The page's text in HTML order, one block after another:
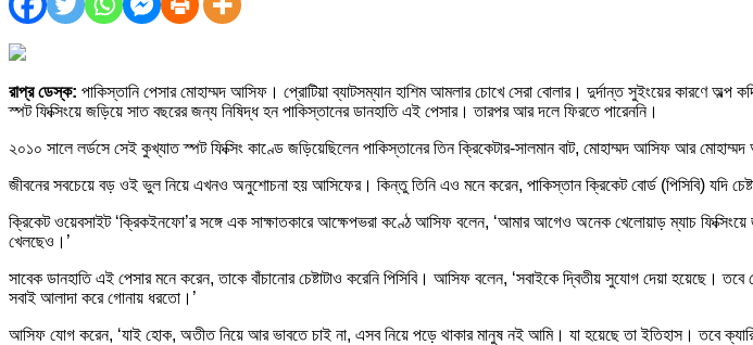
রাপ্র ডেস্ক: পাকিস্তানি পেসার মোহাম্মদ আসিফ। প্রোটিয়া ব্যাটসম্যান হাশিম আমলার চোখে সেরা বোলার। দুর্দান্ত সুইংয়ের কারণে
স্পট ফিক্সিংয়ে জড়িয়ে সাত বছরের জন্য নিষিদ্ধ হন পাকিস্তানের ডানহাতি এই পেসার। তারপর আর দলে ফিরতে পারেননি।
২০১০ সালে লর্ডসে সেই কুখ্যাত স্পট ফিক্সিং কাণ্ডে জড়িয়েছিলেন পাকিস্তানের তিন ক্রিকেটার-সালমান বাট, মোহাম্মদ আসিফ আর
জীবনের সবচেয়ে বড় ওই ভুল নিয়ে এখনও অনুশোচনা হয় আসিফের। কিন্তু তিনি এও মনে করেন, পাকিস্তান ক্রিকেট বোর্ড (পিসিবি) যদি
ক্রিকেট ওয়েবসাইট ‘ক্রিকইনফো’র সঙ্গে এক সাক্ষাতকারে আক্ষেপভরা কণ্ঠে আসিফ বলেন, ‘আমার আগেও অনেক খেলোয়াড় ম্যাচ
খেলছেও।’
সাবেক ডানহাতি এই পেসার মনে করেন, তাকে বাঁচানোর চেষ্টাটাও করেনি পিসিবি। আসিফ বলেন, ‘সবাইকে দ্বিতীয় সুযোগ দেয়া
সবাই আলাদা করে গোনায় ধরতো।’
আসিফ যোগ করেন, ‘যাই হোক, অতীত নিয়ে আর ভাবতে চাই না, এসব নিয়ে পড়ে থাকার মানুষ নই আমি। যা হয়েছে তা ইতিহাস। তবে